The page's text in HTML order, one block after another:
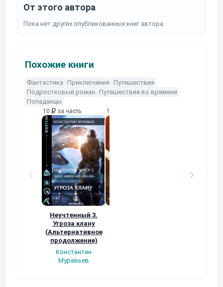
От этого автора
Пока нет других опубликованных книг автора.
Похожие книги
Фантастика Приключения
Путешествия
Подростковый роман
Путешествие во времени
Попаданцы
10 за часть
Неучтенный 3.
Угроза клану
(Альтернативное
продолжение)
Константин
Муравьев
10